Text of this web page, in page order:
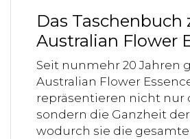
Das Taschenbuch
Australian Flower
Seit nunmehr 20 Jahren
Australian Flower
repräsentieren nicht nur
sondern die Ganzheit der
wodurch sie die